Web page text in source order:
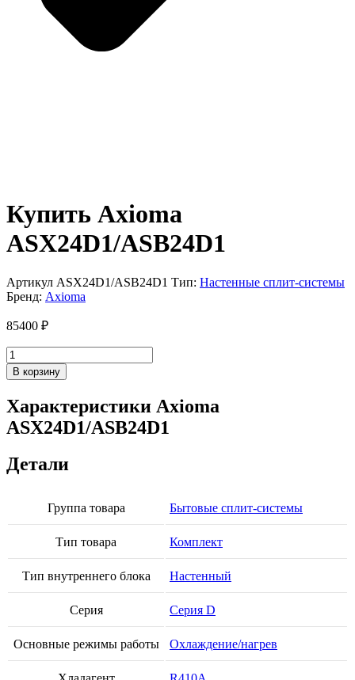
Купить Axioma
ASX24D1/ASB24D1
Артикул ASX24D1/ASB24D1 Тип: Настенные сплит-системы
Бренд: Axioma
85400 ₽
Количество
товара
Axioma
В корзину
Характеристики Axioma
ASX24D1/ASB24D1
Детали
Группа товара Бытовые сплит-системы
Тип товара Комплект
Тип внутреннего блока Настенный
Серия Серия D
Основные режимы работы Охлаждение/нагрев